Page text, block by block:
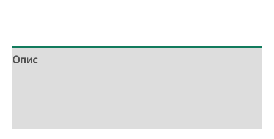
200г
кількість
Опис